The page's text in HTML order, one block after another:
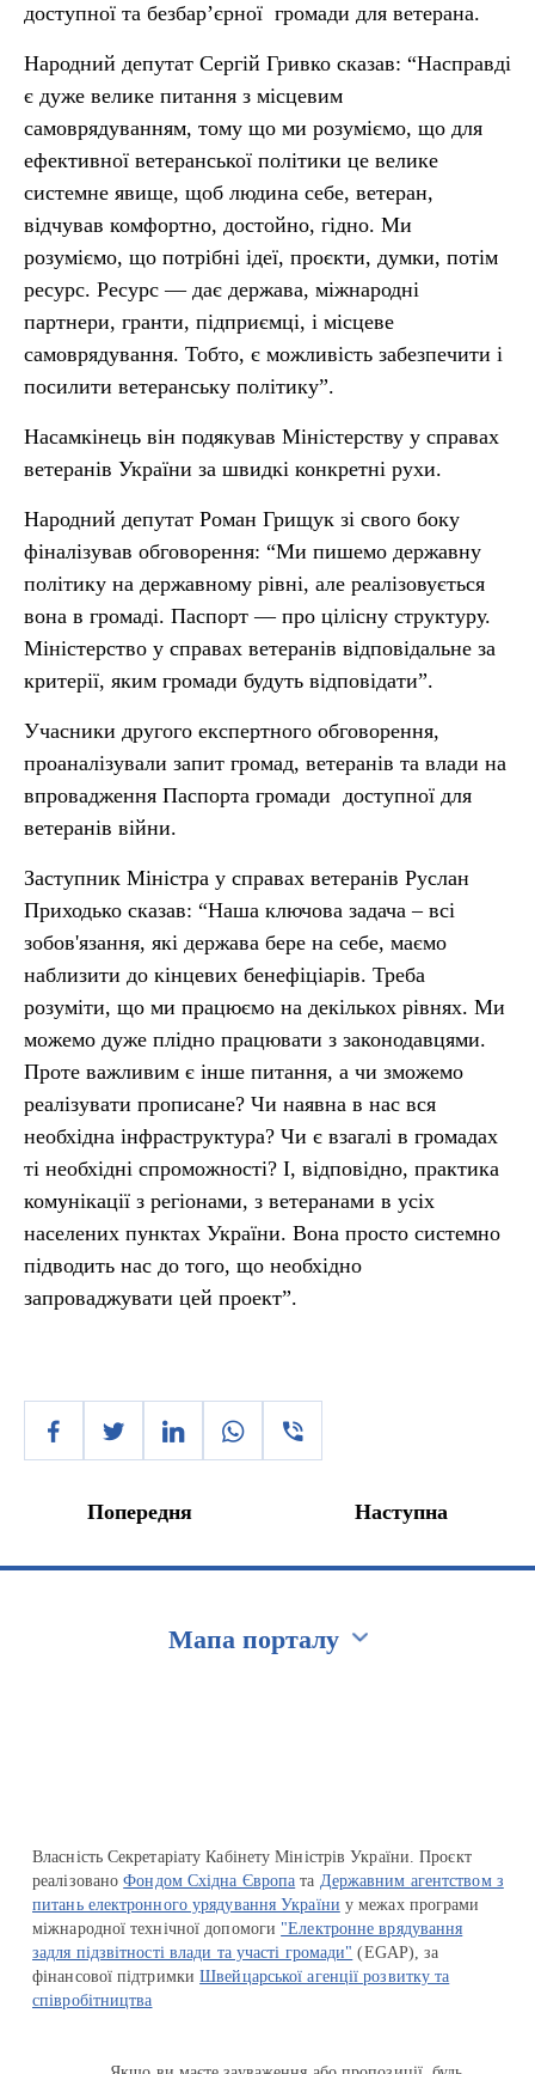
доступної та безбарʼєрної громади для ветерана.
Народний депутат Сергій Гривко сказав: “Насправді
є дуже велике питання з місцевим
самоврядуванням, тому що ми розуміємо, що для
ефективної ветеранської політики це велике
системне явище, щоб людина себе, ветеран,
відчував комфортно, достойно, гідно. Ми
розуміємо, що потрібні ідеї, проєкти, думки, потім
ресурс. Ресурс — дає держава, міжнародні
партнери, гранти, підприємці, і місцеве
самоврядування. Тобто, є можливість забезпечити і
посилити ветеранську політику”.
Насамкінець він подякував Міністерству у справах
ветеранів України за швидкі конкретні рухи.
Народний депутат Роман Грищук зі свого боку
фіналізував обговорення: “Ми пишемо державну
політику на державному рівні, але реалізовується
вона в громаді. Паспорт — про цілісну структуру.
Міністерство у справах ветеранів відповідальне за
критерії, яким громади будуть відповідати”.
Учасники другого експертного обговорення,
проаналізували запит громад, ветеранів та влади на
впровадження Паспорта громади доступної для
ветеранів війни.
Заступник Міністра у справах ветеранів Руслан
Приходько сказав: “Наша ключова задача – всі
зобов'язання, які держава бере на себе, маємо
наблизити до кінцевих бенефіціарів. Треба
розуміти, що ми працюємо на декількох рівнях. Ми
можемо дуже плідно працювати з законодавцями.
Проте важливим є інше питання, а чи зможемо
реалізувати прописане? Чи наявна в нас вся
необхідна інфраструктура? Чи є взагалі в громадах
ті необхідні спроможності? І, відповідно, практика
комунікації з регіонами, з ветеранами в усіх
населених пунктах України. Вона просто системно
підводить нас до того, що необхідно
запроваджувати цей проект”.
Попередня Наступна
Мапа порталу
Власність Секретаріату Кабінету Міністрів України. Проєкт
реалізованоФондом Східна Європа та Державним агентством з
питань електронного урядування України у межах програми
міжнародної технічної допомоги "Електронне врядування
задля підзвітності влади та участі громади" (EGAP), за
фінансової підтримкиШвейцарської агенції розвитку та
співробітництва